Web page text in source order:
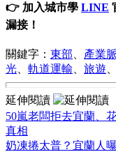
👉 加入城市學 LINE
漏接！
關鍵字： 東部 產業
光
軌道運輸 旅遊
延伸閱讀
50嵐老闆拒去宜蘭、
真相
奶凍捲太普？宜蘭人